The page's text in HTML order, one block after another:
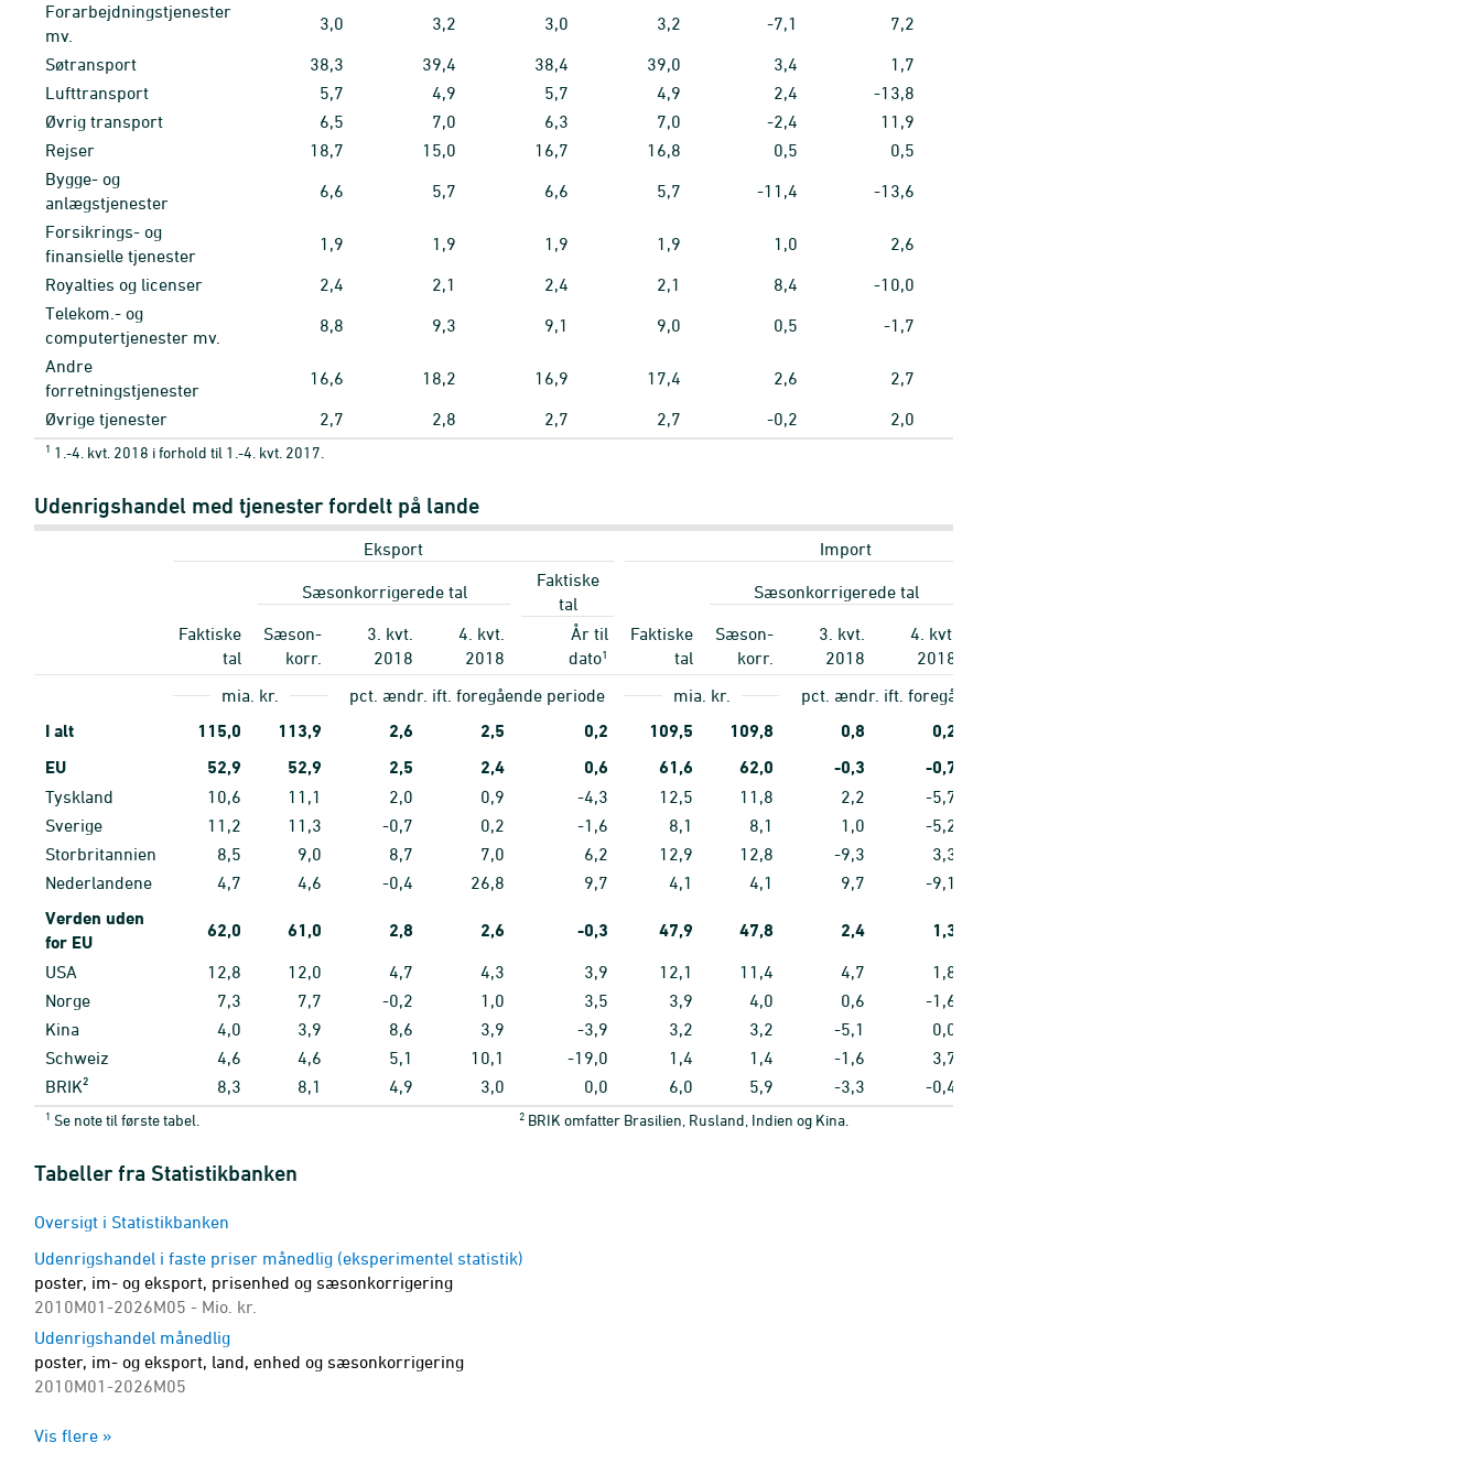
Forarbejdningstjenester
mv.
3,0 3,2 3,0 3,2 -7,1 7,2
Søtransport 38,3 39,4 38,4 39,0 3,4 1,7
Lufttransport
5,7 4,9 5,7 4,9 2,4 -13,8
Øvrig transport
6,5 7,0 6,3 7,0 -2,4 11,9
Rejser
18,7 15,0 16,7 16,8 0,5 0,5
Bygge- og
anlægstjenester
6,6 5,7 6,6 5,7 -11,4 -13,6
Forsikrings- og
finansielle tjenester
1,9 1,9 1,9 1,9 1,0 2,6
Royalties og licenser 2,4 2,1 2,4 2,1 8,4 -10,0
Telekom.- og
computertjenester mv.
8,8 9,3 9,1 9,0 0,5 -1,7
Andre
forretningstjenester
16,6 18,2 16,9 17,4 2,6 2,7
Øvrige tjenester 2,7 2,8 2,7 2,7 -0,2 2,0
1 1.-4. kvt. 2018 i forhold til 1.-4. kvt. 2017.
Udenrigshandel med tjenester fordelt på lande
Eksport Import
Sæsonkorrigerede tal
Faktiske
tal
Sæsonkorrigerede tal
Faktiske
tal
Sæson-
korr.
3. kvt.
2018
4. kvt.
2018
År til
dato1
Faktiske
tal
Sæson-
korr.
3. kvt.
2018
4. kvt.
2018
mia. kr. pct. ændr. ift. foregående periode mia. kr. pct. ændr. ift. foregående periode
I alt 115,0 113,9 2,6 2,5 0,2 109,5 109,8 0,8 0,2
EU
52,9 52,9 2,5 2,4 0,6 61,6 62,0 -0,3 -0,7
Tyskland 10,6 11,1 2,0 0,9 -4,3 12,5 11,8 2,2 -5,7
Sverige
11,2 11,3 -0,7 0,2 -1,6 8,1 8,1 1,0 -5,2
Storbritannien
8,5 9,0 8,7 7,0 6,2 12,9 12,8 -9,3 3,3
Nederlandene
4,7 4,6 -0,4 26,8 9,7 4,1 4,1 9,7 -9,1
Verden uden
for EU
62,0 61,0 2,8 2,6 -0,3 47,9 47,8 2,4 1,3
USA 12,8 12,0 4,7 4,3 3,9 12,1 11,4 4,7 1,8
Norge
7,3 7,7 -0,2 1,0 3,5 3,9 4,0 0,6 -1,6
Kina
4,0 3,9 8,6 3,9 -3,9 3,2 3,2 -5,1 0,0
Schweiz
4,6 4,6 5,1 10,1 -19,0 1,4 1,4 -1,6 3,7
BRIK²
8,3 8,1 4,9 3,0 0,0 6,0 5,9 -3,3 -0,4
1 Se note til første tabel. 2 BRIK omfatter Brasilien, Rusland, Indien og Kina.
Tabeller fra Statistikbanken
Oversigt i Statistikbanken
Udenrigshandel i faste priser månedlig (eksperimentel statistik)
poster, im- og eksport, prisenhed og sæsonkorrigering
2010M01-2026M05 - Mio. kr.
Udenrigshandel månedlig
poster, im- og eksport, land, enhed og sæsonkorrigering
2010M01-2026M05
poster, im- og eksport, land og sæsonkorrigering
Vis flere »